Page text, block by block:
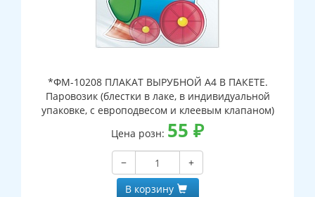
*ФМ-10208 ПЛАКАТ ВЫРУБНОЙ А4 В ПАКЕТЕ.
Паровозик (блестки в лаке, в индивидуальной
упаковке, с европодвесом и клеевым клапаном)
Цена розн: 55 ₽
−
+
В корзину